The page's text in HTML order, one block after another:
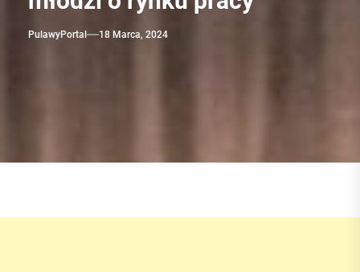
PulawyPortal 18 Marca, 2024